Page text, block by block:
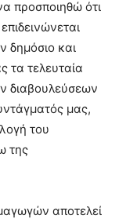
προσποιηθώ ότι
δημόσιο και
τα τελευταία
διαβουλεύσεων
μας,
του
της
αποτελεί